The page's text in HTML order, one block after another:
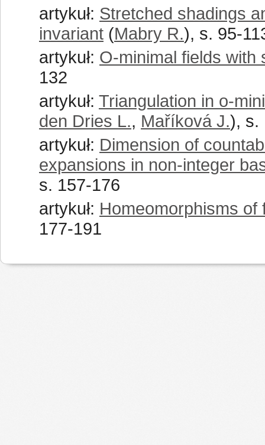
artykuł: Stretched shadings
invariant (Mabry R.), s. 95-
artykuł: O-minimal fields with
132
artykuł: Triangulation in o-
den Dries L., Maříková J.), s.
artykuł: Dimension of
expansions in non-integer
s. 157-176
artykuł: Homeomorphisms of
177-191